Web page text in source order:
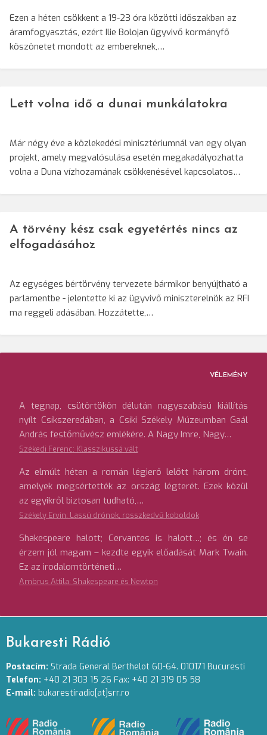
Ezen a héten csökkent a 19-23 óra közötti időszakban az
áramfogyasztás, ezért Ilie Bolojan ügyvivő kormányfő
köszönetet mondott az embereknek,…
Lett volna idő a dunai munkálatokra
Már négy éve a közlekedési minisztériumnál van egy olyan
projekt, amely megvalósulása esetén megakadályozhatta
volna a Duna vízhozamának csökkenésével kapcsolatos…
A törvény kész csak egyetértés nincs az
elfogadásához
Az egységes bértörvény tervezete bármikor benyújtható a
parlamentbe - jelentette ki az ügyvivő miniszterelnök az RFI
ma reggeli adásában. Hozzátette,…
VÉLEMÉNY
A tegnap, csütörtökön délután nagyszabású kiállítás
nyílt Csíkszeredában, a Csíki Székely Múzeumban Gaál
András festőművész emlékére. A Nagy Imre, Nagy…
Székedi Ferenc: Klasszikussá vált
Az elmúlt héten a román légierő lelőtt három drónt,
amelyek megsértették az ország légterét. Ezek közül
az egyikről biztosan tudható,…
Székely Ervin: Lassú drónok, rosszkedvű koboldok
Shakespeare halott; Cervantes is halott…; és én se
érzem jól magam – kezdte egyik előadását Mark Twain.
Ez az irodalomtörténeti…
Ambrus Attila: Shakespeare és Newton
Bukaresti Rádió
Postacím: Strada General Berthelot 60-64. 010171 Bucuresti
Telefon: +40 21 303 15 26 Fax: +40 21 319 05 58
E-mail: bukarestiradio[at]srr.ro